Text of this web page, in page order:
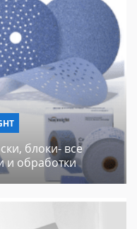
блоки- все
и обработки